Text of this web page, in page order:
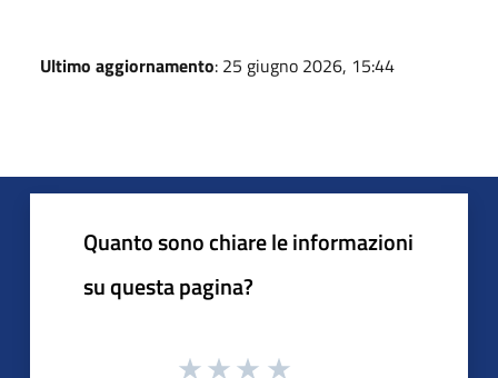
Ultimo aggiornamento: 25 giugno 2026, 15:44
Quanto sono chiare le informazioni
su questa pagina?